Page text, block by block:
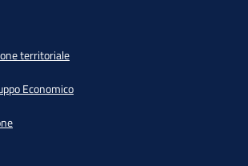
territoriale
Economico